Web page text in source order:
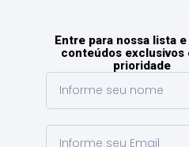
Entre para nossa lista
conteúdos exclusivos
prioridade